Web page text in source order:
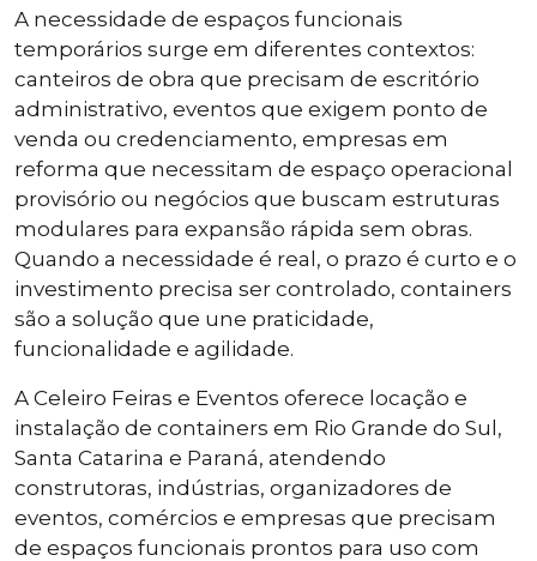
A necessidade de espaços funcionais
temporários surge em diferentes contextos:
canteiros de obra que precisam de escritório
administrativo, eventos que exigem ponto de
venda ou credenciamento, empresas em
reforma que necessitam de espaço operacional
provisório ou negócios que buscam estruturas
modulares para expansão rápida sem obras.
Quando a necessidade é real, o prazo é curto e o
investimento precisa ser controlado, containers
são a solução que une praticidade,
funcionalidade e agilidade.
A Celeiro Feiras e Eventos oferece locação e
instalação de containers em Rio Grande do Sul,
Santa Catarina e Paraná, atendendo
construtoras, indústrias, organizadores de
eventos, comércios e empresas que precisam
de espaços funcionais prontos para uso com